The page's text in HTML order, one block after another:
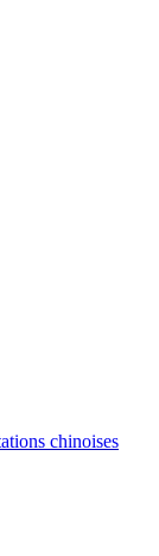
chinoises